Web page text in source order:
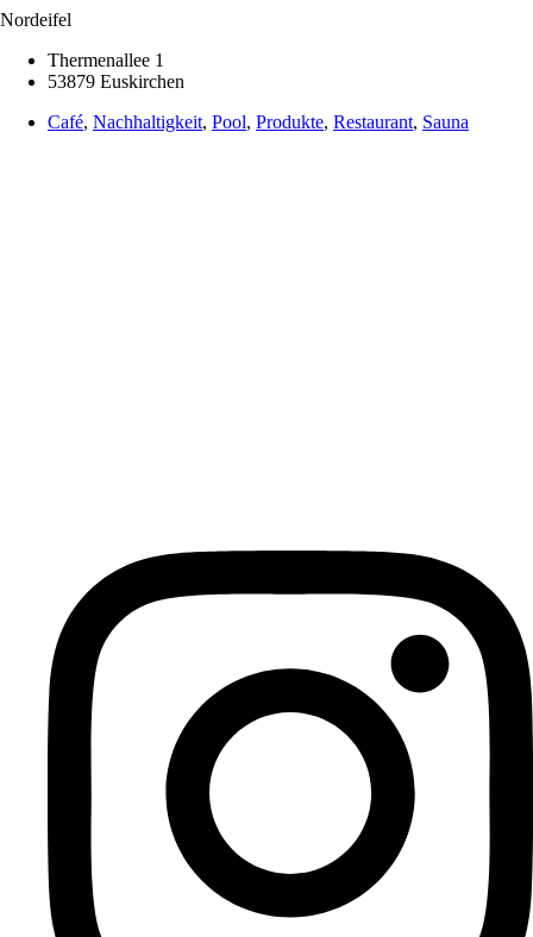
Nordeifel
Thermenallee 1
53879 Euskirchen
Café, Nachhaltigkeit, Pool, Produkte, Restaurant, Sauna